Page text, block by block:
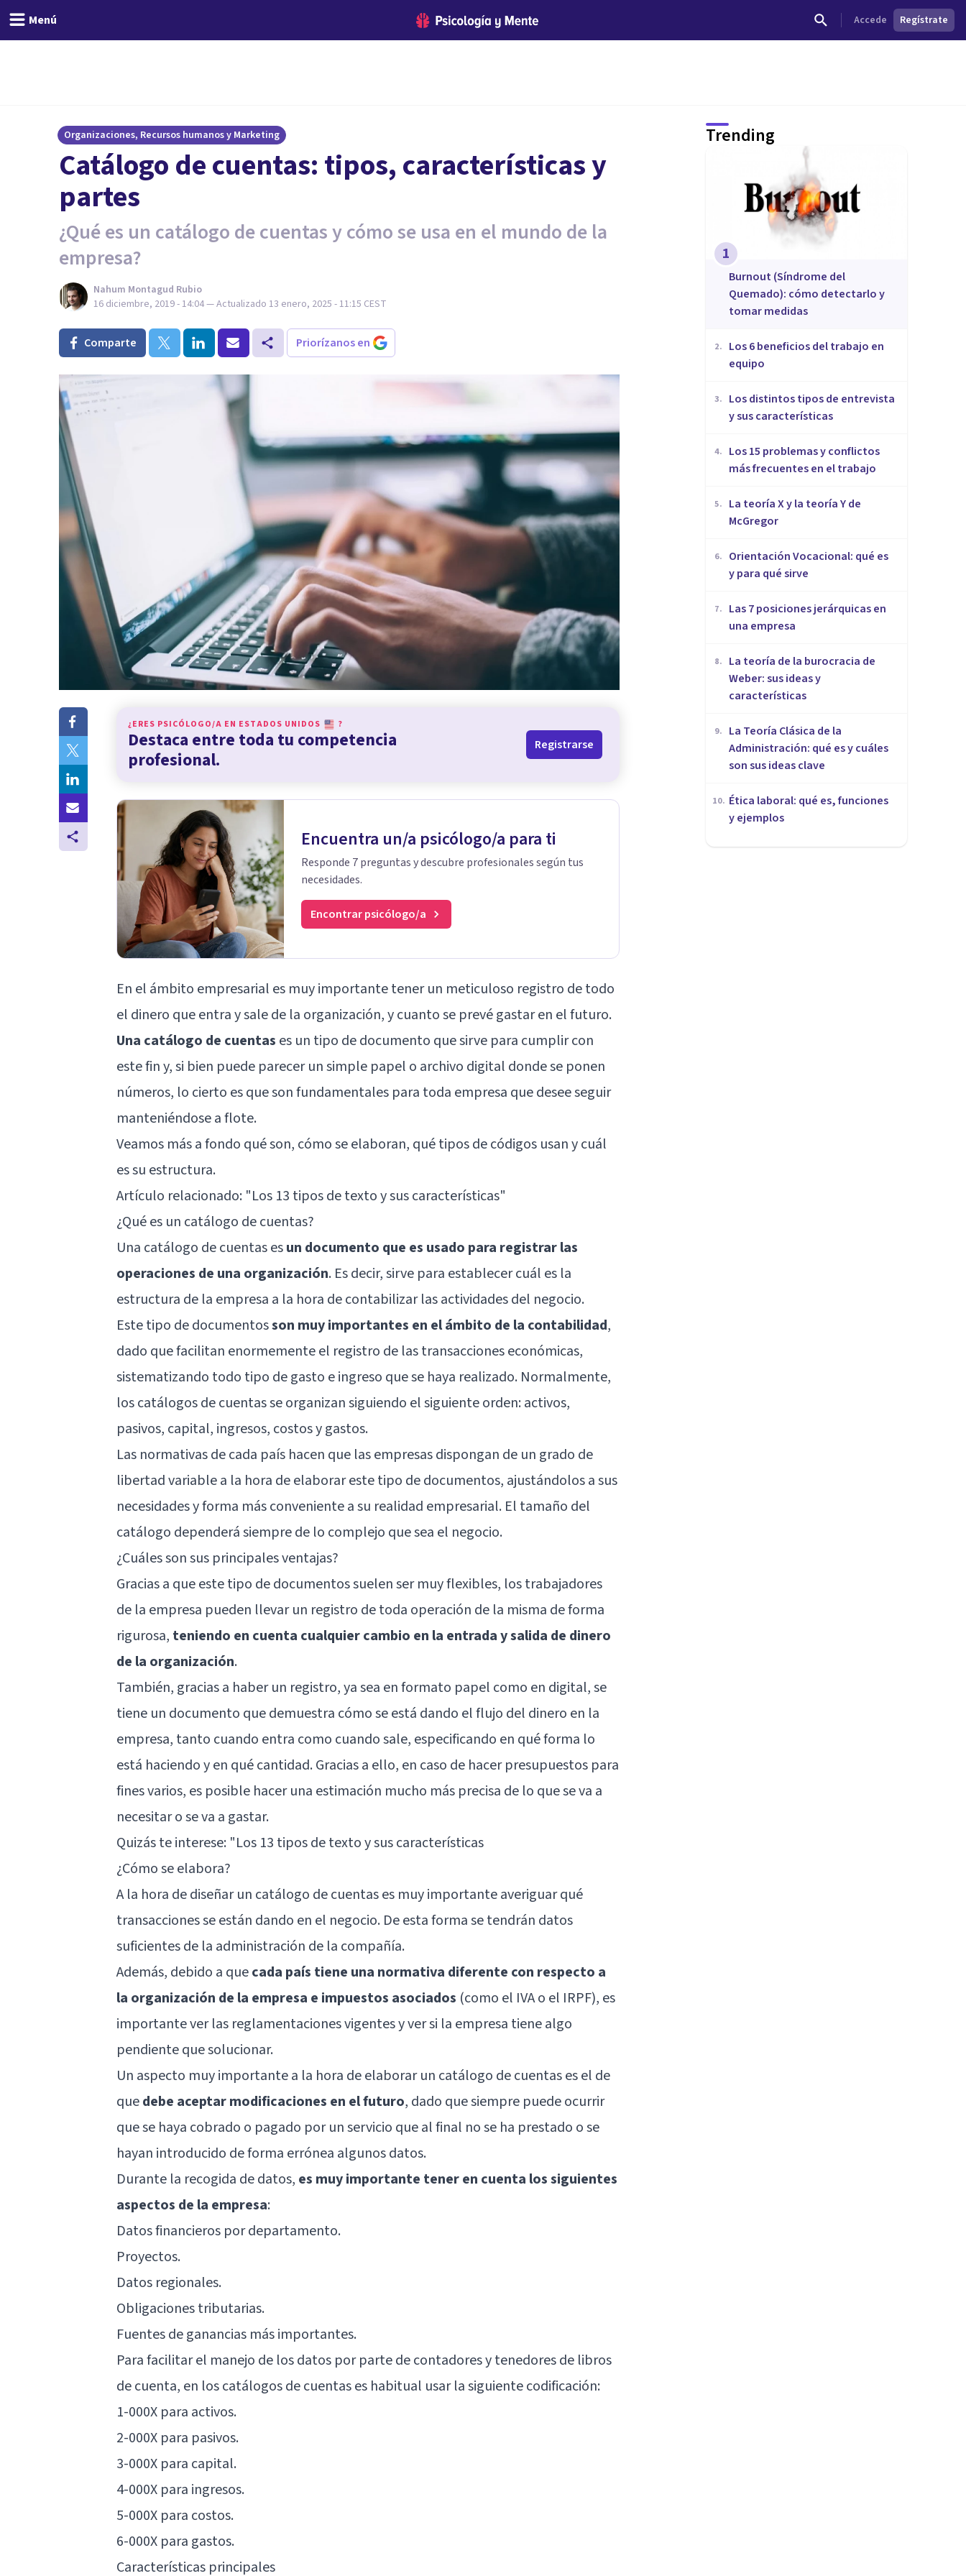
Menú Accede Regístrate
Organizaciones, Recursos humanos y Marketing
Catálogo de cuentas: tipos, características y
partes
¿Qué es un catálogo de cuentas y cómo se usa en el mundo de la
empresa?
Nahum Montagud Rubio
16 diciembre, 2019 - 14:04— Actualizado 13 enero, 2025 - 11:15 CEST
Comparte Priorízanos en
¿ERES PSICÓLOGO/A EN ESTADOS UNIDOS ?
Destaca entre toda tu competencia
profesional.
Registrarse
Encuentra un/a psicólogo/a para ti
Responde 7 preguntas y descubre profesionales según tus
necesidades.
Encontrar psicólogo/a
En el ámbito empresarial es muy importante tener un meticuloso registro de todo
el dinero que entra y sale de la organización, y cuanto se prevé gastar en el futuro.
Una catálogo de cuentas es un tipo de documento que sirve para cumplir con
este fin y, si bien puede parecer un simple papel o archivo digital donde se ponen
números, lo cierto es que son fundamentales para toda empresa que desee seguir
manteniéndose a flote.
Veamos más a fondo qué son, cómo se elaboran, qué tipos de códigos usan y cuál
es su estructura.
Artículo relacionado: "Los 13 tipos de texto y sus características"
¿Qué es un catálogo de cuentas?
Una catálogo de cuentas esun documento que es usado para registrar las
operaciones de una organización. Es decir, sirve para establecer cuál es la
estructura de la empresa a la hora de contabilizar las actividades del negocio.
Este tipo de documentosson muy importantes en el ámbito de la contabilidad,
dado que facilitan enormemente el registro de las transacciones económicas,
sistematizando todo tipo de gasto e ingreso que se haya realizado. Normalmente,
los catálogos de cuentas se organizan siguiendo el siguiente orden: activos,
pasivos, capital, ingresos, costos y gastos.
Las normativas de cada país hacen que las empresas dispongan de un grado de
libertad variable a la hora de elaborar este tipo de documentos, ajustándolos a sus
necesidades y forma más conveniente a su realidad empresarial. El tamaño del
catálogo dependerá siempre de lo complejo que sea el negocio.
¿Cuáles son sus principales ventajas?
Gracias a que este tipo de documentos suelen ser muy flexibles, los trabajadores
de la empresa pueden llevar un registro de toda operación de la misma de forma
rigurosa, teniendo en cuenta cualquier cambio en la entrada y salida de dinero
de la organización.
También, gracias a haber un registro, ya sea en formato papel como en digital, se
tiene un documento que demuestra cómo se está dando el flujo del dinero en la
empresa, tanto cuando entra como cuando sale, especificando en qué forma lo
está haciendo y en qué cantidad. Gracias a ello, en caso de hacer presupuestos para
fines varios, es posible hacer una estimación mucho más precisa de lo que se va a
necesitar o se va a gastar.
Quizás te interese: "Los 13 tipos de texto y sus características
¿Cómo se elabora?
A la hora de diseñar un catálogo de cuentas es muy importante averiguar qué
transacciones se están dando en el negocio. De esta forma se tendrán datos
suficientes de la administración de la compañía.
Además, debido a quecada país tiene una normativa diferente con respecto a
la organización de la empresa e impuestos asociados (como el IVA o el IRPF), es
importante ver las reglamentaciones vigentes y ver si la empresa tiene algo
pendiente que solucionar.
Un aspecto muy importante a la hora de elaborar un catálogo de cuentas es el de
quedebe aceptar modificaciones en el futuro, dado que siempre puede ocurrir
que se haya cobrado o pagado por un servicio que al final no se ha prestado o se
hayan introducido de forma errónea algunos datos.
Durante la recogida de datos, es muy importante tener en cuenta los siguientes
aspectos de la empresa:
Datos financieros por departamento.
Proyectos.
Datos regionales.
Obligaciones tributarias.
Fuentes de ganancias más importantes.
Para facilitar el manejo de los datos por parte de contadores y tenedores de libros
de cuenta, en los catálogos de cuentas es habitual usar la siguiente codificación:
1-000X para activos.
2-000X para pasivos.
3-000X para capital.
4-000X para ingresos.
5-000X para costos.
6-000X para gastos.
Características principales
Trending
1
Burnout (Síndrome del
Quemado): cómo detectarlo y
tomar medidas
2.
​Los 6 beneficios del trabajo en
equipo
3.
​Los distintos tipos de entrevista
y sus características
4.
​Los 15 problemas y conflictos
más frecuentes en el trabajo
5.
La teoría X y la teoría Y de
McGregor
6.
Orientación Vocacional: qué es
y para qué sirve
7.
Las 7 posiciones jerárquicas en
una empresa
8.
La teoría de la burocracia de
Weber: sus ideas y
características
9.
La Teoría Clásica de la
Administración: qué es y cuáles
son sus ideas clave
10. Ética laboral: qué es, funciones
y ejemplos